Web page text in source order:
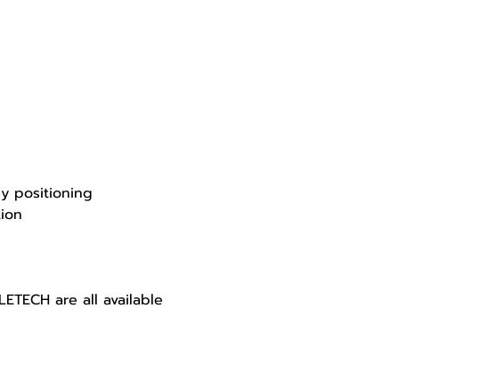
positioning
are all available